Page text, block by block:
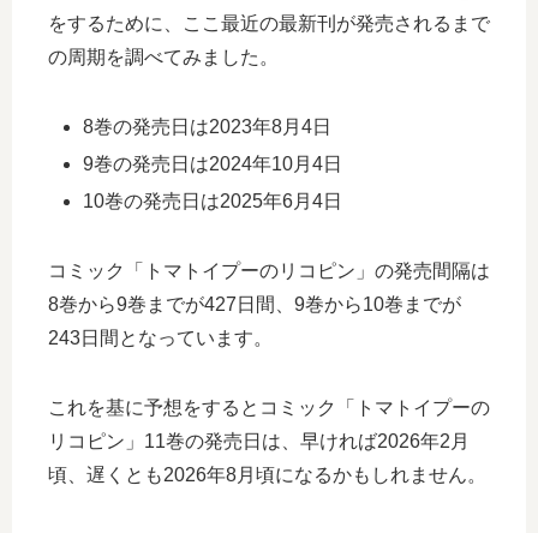
をするために、ここ最近の最新刊が発売されるまで
の周期を調べてみました。
8巻の発売日は2023年8月4日
9巻の発売日は2024年10月4日
10巻の発売日は2025年6月4日
コミック「トマトイプーのリコピン」の発売間隔は
8巻から9巻までが427日間、9巻から10巻までが
243日間となっています。
これを基に予想をするとコミック「トマトイプーの
リコピン」11巻の発売日は、早ければ2026年2月
頃、遅くとも2026年8月頃になるかもしれません。